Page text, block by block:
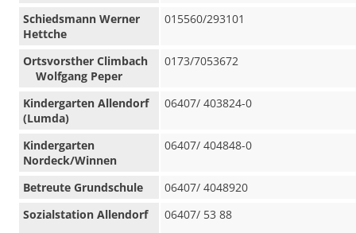
Schiedsmann Werner
Hettche
015560/293101
Ortsvorsther Climbach
Wolfgang Peper
0173/7053672
Kindergarten Allendorf
(Lumda)
06407/ 403824-0
Kindergarten
Nordeck/Winnen
06407/ 404848-0
Betreute Grundschule
06407/ 4048920
Sozialstation Allendorf
06407/ 53 88